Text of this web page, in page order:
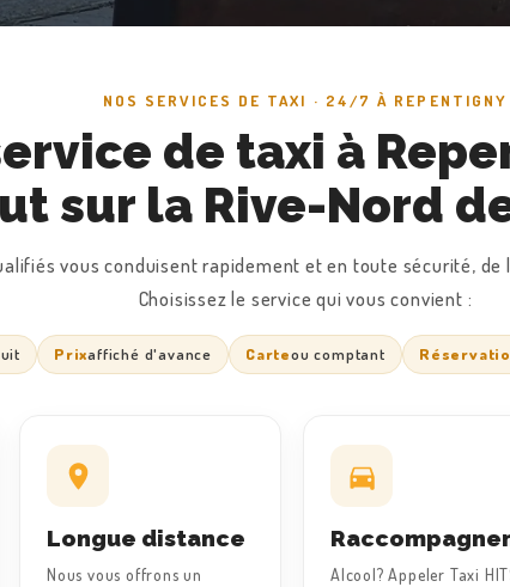
NOS SERVICES DE TAXI · 24/7 À REPENTIGNY
de taxi à
sur la Rive-Nord
vous conduisent rapidement et en toute sécurité, de
Choisissez le service qui vous convient :
Prixaffiché d'avance Carteou comptant
Longue distance
Nous vous offrons un
Alcool? Appeler Taxi